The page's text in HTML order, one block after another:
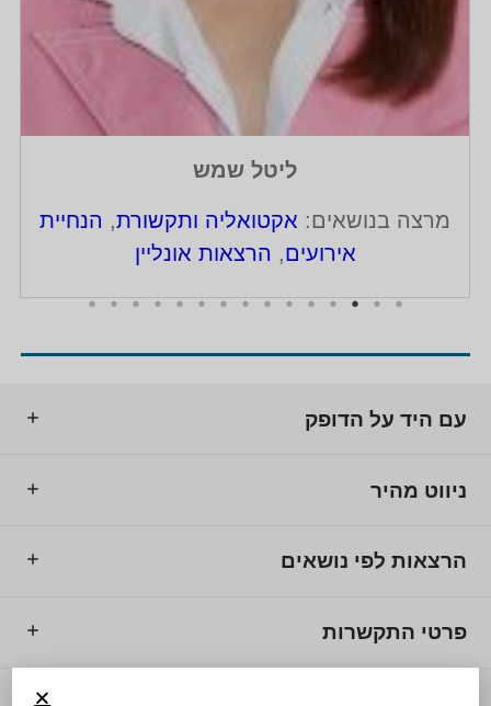
ליטל שמש
מרצה בנושאים: אקטואליה ותקשורת, הנחיית
אירועים, הרצאות אונליין
עם היד על הדופק
ניווט מהיר
הרצאות לפי נושאים
פרטי התקשרות